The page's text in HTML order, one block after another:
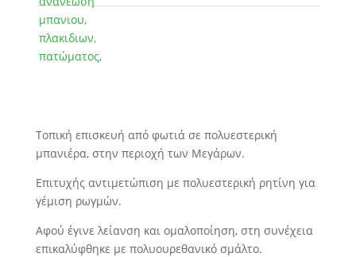
Τοπική επισκευή από φωτιά σε πολυεστερική
μπανιέρα, στην περιοχή των Μεγάρων.
Επιτυχής αντιμετώπιση με πολυεστερική ρητίνη για
γέμιση ρωγμών.
Αφού έγινε λείανση και ομαλοποίηση, στη συνέχεια
επικαλύφθηκε με πολυουρεθανικό σμάλτο.